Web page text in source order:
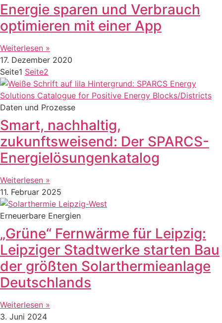
Energie sparen und Verbrauch
optimieren mit einer App
Weiterlesen »
17. Dezember 2020
Seite1 Seite2
Daten und Prozesse
Smart, nachhaltig,
zukunftsweisend: Der SPARCS-
Energielösungenkatalog
Weiterlesen »
11. Februar 2025
Erneuerbare Energien
„Grüne“ Fernwärme für Leipzig:
Leipziger Stadtwerke starten Bau
der größten Solarthermieanlage
Deutschlands
Weiterlesen »
3. Juni 2024